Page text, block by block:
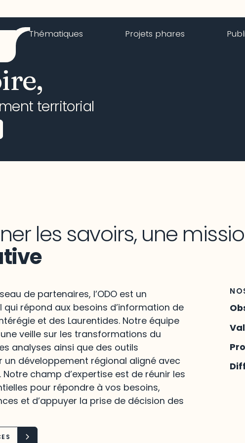
Thématiques Projets phares
territorial
les savoirs, une
de partenaires, l’ODO est un
répond aux besoins d’information de
et des Laurentides. Notre équipe
veille sur les transformations du
analyses ainsi que des outils
un développement régional aligné avec
champ d’expertise est de réunir les
pour répondre à vos besoins,
et d’appuyer la prise de décision des